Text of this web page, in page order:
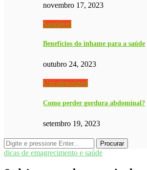
novembro 17, 2023
Saudável
Benefícios do inhame para a saúde
outubro 24, 2023
Uncategorized
Como perder gordura abdominal?
setembro 19, 2023
dicas de emagrecimento e saúde